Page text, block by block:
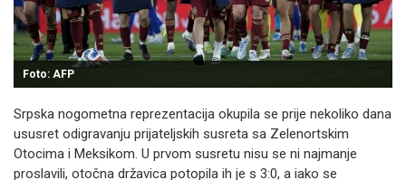
Foto: AFP
Srpska nogometna reprezentacija okupila se prije nekoliko dana
ususret odigravanju prijateljskih susreta sa Zelenortskim
Otocima i Meksikom. U prvom susretu nisu se ni najmanje
proslavili, otočna državica potopila ih je s 3:0, a iako se